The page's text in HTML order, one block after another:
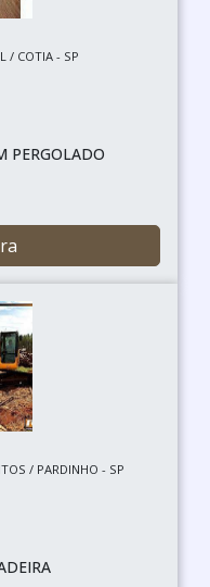
/ COTIA - SP
PERGOLADO
/ PARDINHO - SP